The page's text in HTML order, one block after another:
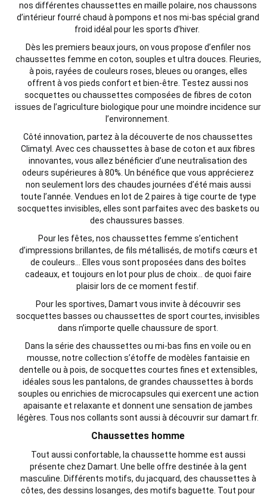
nos différentes chaussettes en maille polaire, nos chaussons
d’intérieur fourré chaud à pompons et nos mi-bas spécial grand
froid idéal pour les sports d’hiver.
Dès les premiers beaux jours, on vous propose d’enfiler nos
chaussettes femme en coton, souples et ultra douces. Fleuries,
à pois, rayées de couleurs roses, bleues ou oranges, elles
offrent à vos pieds confort et bien-être. Testez aussi nos
socquettes ou chaussettes composées de fibres de coton
issues de l’agriculture biologique pour une moindre incidence sur
l’environnement.
Côté innovation, partez à la découverte de nos chaussettes
Climatyl. Avec ces chaussettes à base de coton et aux fibres
innovantes, vous allez bénéficier d’une neutralisation des
odeurs supérieures à 80%. Un bénéfice que vous apprécierez
non seulement lors des chaudes journées d’été mais aussi
toute l’année. Vendues en lot de 2 paires à tige courte de type
socquettes invisibles, elles sont parfaites avec des baskets ou
des chaussures basses.
Pour les fêtes, nos chaussettes femme s’entichent
d’impressions brillantes, de fils métallisés, de motifs cœurs et
de couleurs… Elles vous sont proposées dans des boîtes
cadeaux, et toujours en lot pour plus de choix… de quoi faire
plaisir lors de ce moment festif.
Pour les sportives, Damart vous invite à découvrir ses
socquettes basses ou chaussettes de sport courtes, invisibles
dans n’importe quelle chaussure de sport.
Dans la série des chaussettes ou mi-bas fins en voile ou en
mousse, notre collection s’étoffe de modèles fantaisie en
dentelle ou à pois, de socquettes courtes fines et extensibles,
idéales sous les pantalons, de grandes chaussettes à bords
souples ou enrichies de microcapsules qui exercent une action
apaisante et relaxante et donnent une sensation de jambes
légères. Tous nos collants sont aussi à découvrir sur damart.fr.
Chaussettes homme
Tout aussi confortable, la chaussette homme est aussi
présente chez Damart. Une belle offre destinée à la gent
masculine. Différents motifs, du jacquard, des chaussettes à
côtes, des dessins losanges, des motifs baguette. Tout pour